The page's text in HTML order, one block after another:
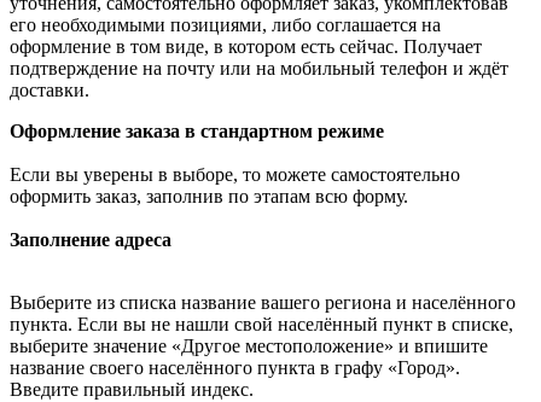
его необходимыми позициями, либо соглашается на
оформление в том виде, в котором есть сейчас. Получает
подтверждение на почту или на мобильный телефон и ждёт
доставки.
Оформление заказа в стандартном режиме
Если вы уверены в выборе, то можете самостоятельно
оформить заказ, заполнив по этапам всю форму.
Заполнение адреса
Выберите из списка название вашего региона и населённого
пункта. Если вы не нашли свой населённый пункт в списке,
выберите значение «Другое местоположение» и впишите
название своего населённого пункта в графу «Город».
Введите правильный индекс.